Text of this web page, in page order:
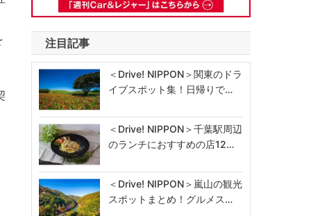
注目記事
＜Drive! NIPPON＞関東のドラ
イブスポット集！日帰りで…
＜Drive! NIPPON＞千葉駅周辺
のランチにおすすめの店12…
＜Drive! NIPPON＞嵐山の観光
スポットまとめ！グルメス…